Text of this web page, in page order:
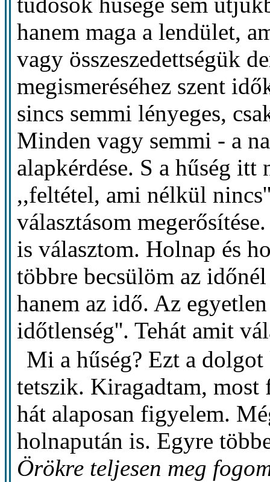
hanem maga a lendület,
vagy összeszedettségük
megismeréséhez szent
sincs semmi lényeges,
Minden vagy semmi - a
alapkérdése. S a hűség
,,feltétel, ami nélkül
választásom
is választom. Holnap és
többre becsülöm az
hanem az idő. Az
időtlenség''. Tehát amit
Mi a hűség? Ezt a
tetszik. Kiragadtam,
hát alaposan figyelem.
holnapután is. Egyre
Örökre teljesen meg